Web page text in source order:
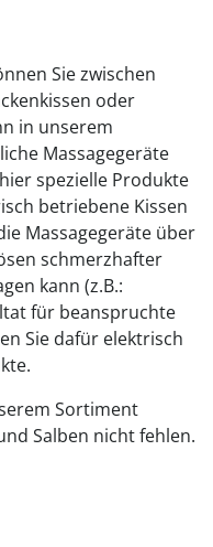
Sie zwischen
oder
in unserem
Massagegeräte
spezielle Produkte
betriebene Kissen
Massagegeräte über
schmerzhafter
kann (z.B.:
für beanspruchte
Sie dafür elektrisch
Sortiment
Salben nicht fehlen.